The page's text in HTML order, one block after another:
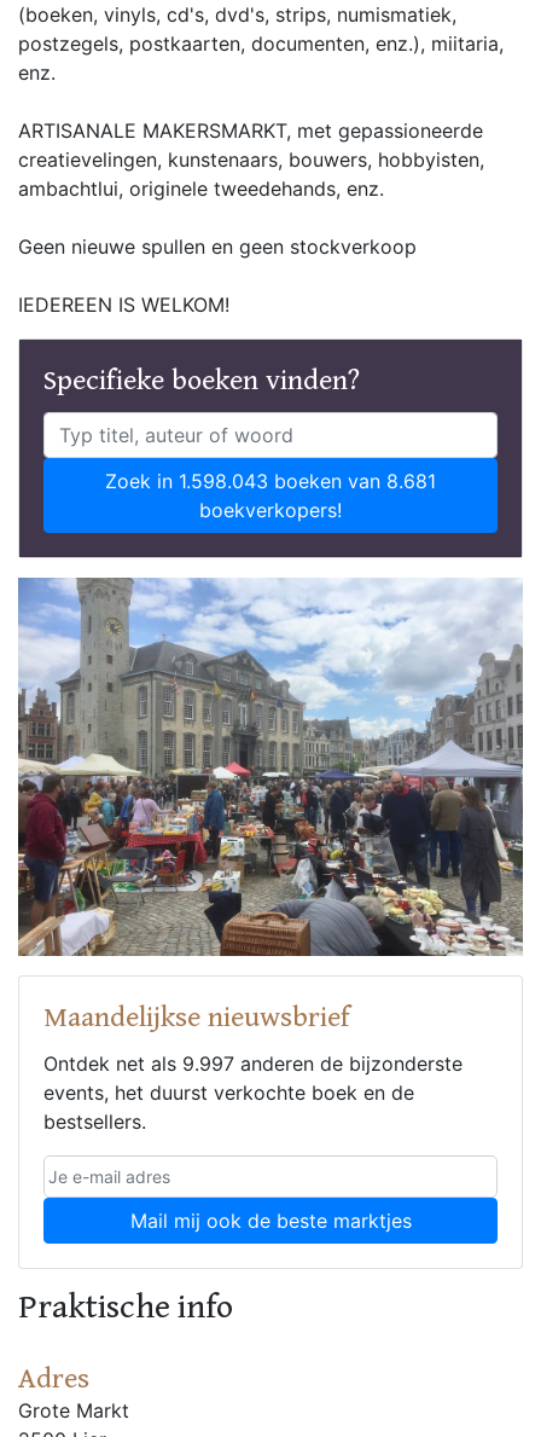
(boeken, vinyls, cd's, dvd's, strips, numismatiek,
postzegels, postkaarten, documenten, enz.), miitaria,
enz.
ARTISANALE MAKERSMARKT, met gepassioneerde
creatievelingen, kunstenaars, bouwers, hobbyisten,
ambachtlui, originele tweedehands, enz.
Geen nieuwe spullen en geen stockverkoop
IEDEREEN IS WELKOM!
Specifieke boeken vinden?
Zoek in 1.598.043 boeken van 8.681
boekverkopers!
Maandelijkse nieuwsbrief
Ontdek net als 9.997 anderen de bijzonderste
events, het duurst verkochte boek en de
bestsellers.
Mail mij ook de beste marktjes
Praktische info
Adres
Grote Markt